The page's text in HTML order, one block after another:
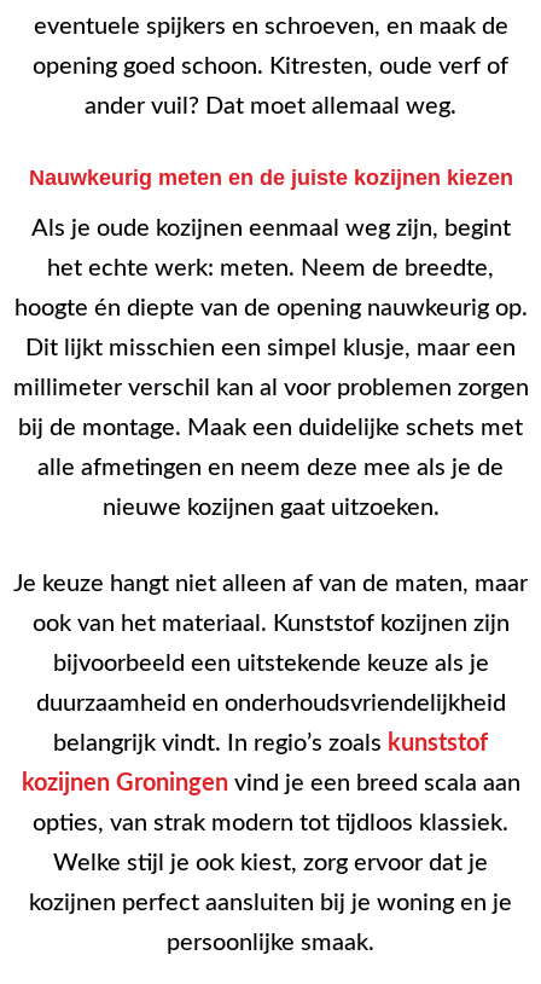
eventuele spijkers en schroeven, en maak de
opening goed schoon. Kitresten, oude verf of
ander vuil? Dat moet allemaal weg.
Nauwkeurig meten en de juiste kozijnen kiezen
Als je oude kozijnen eenmaal weg zijn, begint
het echte werk: meten. Neem de breedte,
hoogte én diepte van de opening nauwkeurig op.
Dit lijkt misschien een simpel klusje, maar een
millimeter verschil kan al voor problemen zorgen
bij de montage. Maak een duidelijke schets met
alle afmetingen en neem deze mee als je de
nieuwe kozijnen gaat uitzoeken.
Je keuze hangt niet alleen af van de maten, maar
ook van het materiaal. Kunststof kozijnen zijn
bijvoorbeeld een uitstekende keuze als je
duurzaamheid en onderhoudsvriendelijkheid
belangrijk vindt. In regio’s zoals kunststof
kozijnen Groningenvind je een breed scala aan
opties, van strak modern tot tijdloos klassiek.
Welke stijl je ook kiest, zorg ervoor dat je
kozijnen perfect aansluiten bij je woning en je
persoonlijke smaak.